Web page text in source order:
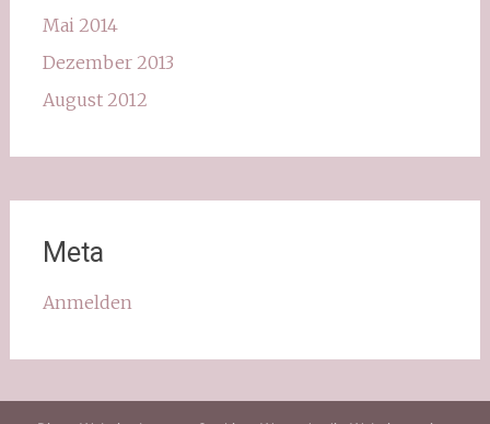
Mai 2014
Dezember 2013
August 2012
Meta
Anmelden